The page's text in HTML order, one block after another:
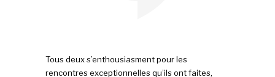
Tous deux s’enthousiasment pour les
rencontres exceptionnelles qu’ils ont faites,